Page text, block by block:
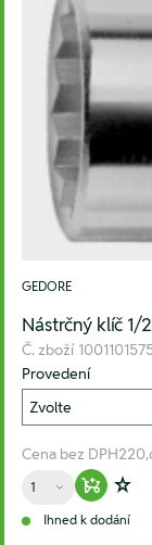
GEDORE
Nástrčný klíč 1/
Č. zboží
Provedení
Cena bez DPH
Množství
Zur
Ihned k dodání